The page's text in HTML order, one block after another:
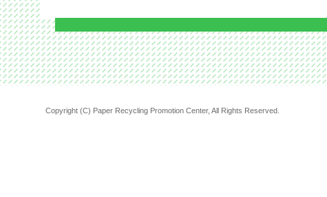
Copyright (C) Paper Recycling Promotion Center, All Rights Reserved.